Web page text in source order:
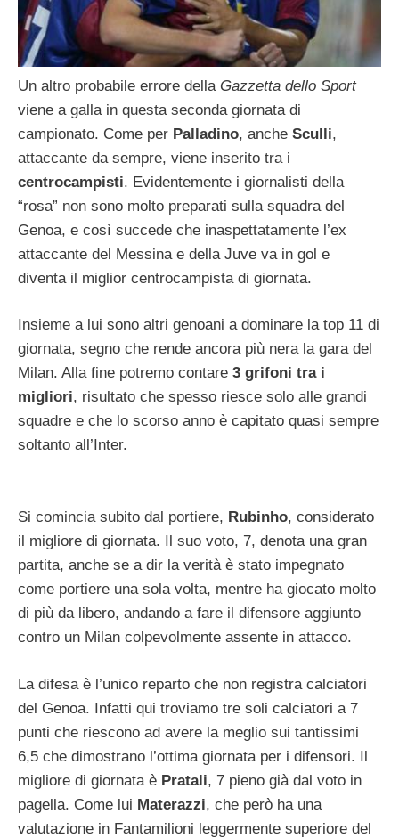
Un altro probabile errore della Gazzetta dello Sport
viene a galla in questa seconda giornata di
campionato. Come per Palladino, anche Sculli,
attaccante da sempre, viene inserito tra i
centrocampisti. Evidentemente i giornalisti della
“rosa” non sono molto preparati sulla squadra del
Genoa, e così succede che inaspettatamente l’ex
attaccante del Messina e della Juve va in gol e
diventa il miglior centrocampista di giornata.
Insieme a lui sono altri genoani a dominare la top 11 di
giornata, segno che rende ancora più nera la gara del
Milan. Alla fine potremo contare 3 grifoni tra i
migliori, risultato che spesso riesce solo alle grandi
squadre e che lo scorso anno è capitato quasi sempre
soltanto all’Inter.
Si comincia subito dal portiere, Rubinho, considerato
il migliore di giornata. Il suo voto, 7, denota una gran
partita, anche se a dir la verità è stato impegnato
come portiere una sola volta, mentre ha giocato molto
di più da libero, andando a fare il difensore aggiunto
contro un Milan colpevolmente assente in attacco.
La difesa è l’unico reparto che non registra calciatori
del Genoa. Infatti qui troviamo tre soli calciatori a 7
punti che riescono ad avere la meglio sui tantissimi
6,5 che dimostrano l’ottima giornata per i difensori. Il
migliore di giornata è Pratali, 7 pieno già dal voto in
pagella. Come lui Materazzi, che però ha una
valutazione in Fantamilioni leggermente superiore del